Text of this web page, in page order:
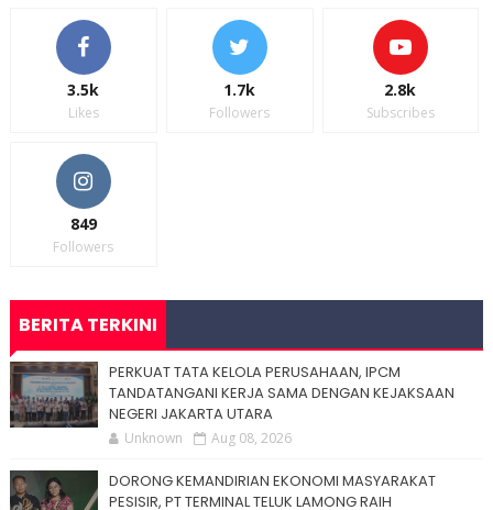
3.5k
Likes
1.7k
Followers
2.8k
Subscribes
849
Followers
BERITA TERKINI
PERKUAT TATA KELOLA PERUSAHAAN, IPCM
TANDATANGANI KERJA SAMA DENGAN KEJAKSAAN
NEGERI JAKARTA UTARA
Unknown Aug 08, 2026
DORONG KEMANDIRIAN EKONOMI MASYARAKAT
PESISIR, PT TERMINAL TELUK LAMONG RAIH